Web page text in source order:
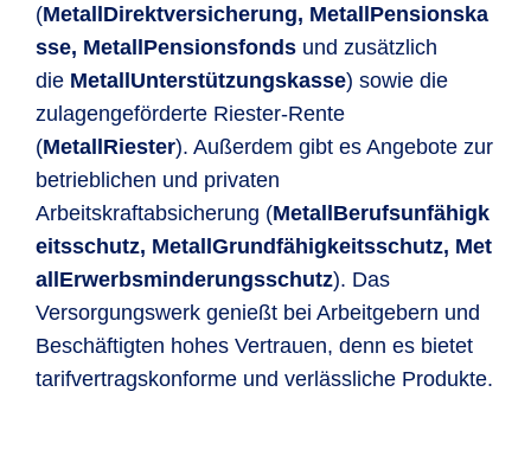
(MetallDirektversicherung, MetallPensionska
sse, MetallPensionsfonds und zusätzlich
die MetallUnterstützungskasse) sowie die
zulagengeförderte Riester-Rente
(MetallRiester). Außerdem gibt es Angebote zur
betrieblichen und privaten
Arbeitskraftabsicherung (MetallBerufsunfähigk
eitsschutz, MetallGrundfähigkeitsschutz, Met
allErwerbsminderungsschutz). Das
Versorgungswerk genießt bei Arbeitgebern und
Beschäftigten hohes Vertrauen, denn es bietet
tarifvertragskonforme und verlässliche Produkte.